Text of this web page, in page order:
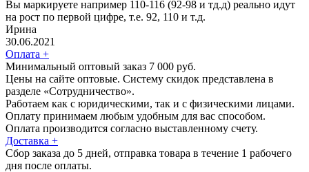
Вы маркируете например 110-116 (92-98 и тд.д) реально идут
на рост по первой цифре, т.е. 92, 110 и т.д.
Ирина
30.06.2021
Оплата +
Минимальный оптовый заказ 7 000 руб.
Цены на сайте оптовые. Систему скидок представлена в
разделе «Сотрудничество».
Работаем как с юридическими, так и с физическими лицами.
Оплату принимаем любым удобным для вас способом.
Оплата производится согласно выставленному счету.
Доставка +
Сбор заказа до 5 дней, отправка товара в течение 1 рабочего
дня после оплаты.